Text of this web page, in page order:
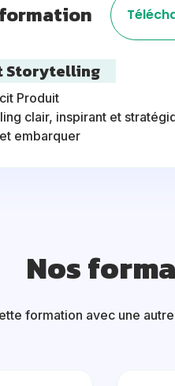
Storytelling
Produit
clair, inspirant et
embarquer
Nos
formation avec une